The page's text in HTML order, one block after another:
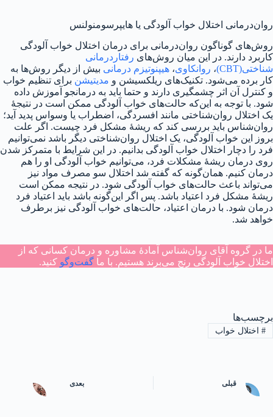
روان‌درمانی اختلال خواب آلودگی یا هایپرسومنولنس
روش‌های گوناگون روان‌درمانی برای درمان اختلال خواب آلودگی
کاربرد دارند. در این میان روش‌های رفتاردرمانی
شناختی(CBT)
، روانکاوی، هیپنوتیزم درمانی بیش از دیگر روش‌ها به
کار برده می‌شود. تکنیک‌های ریلکسیشن و مدیتیشن برای تنظیم خواب
و کنترل آن اثر چشمگیری دارند و حتما باید به درمانجو آموزش داده
شود. با توجه به این‌که حالت‌‌های خواب آلودگی ممکن است در نتیجهٔ
یک اختلال روان‌شناختی مانند افسردگی، اضطراب یا وسواس پدید آید؛
روان‌شناس باید بررسی کند که ریشه‌ٔ‌ مشکل فرد چیست. اگر علت
بروز این خواب آلودگی، یک اختلال روان‌شناختی دیگر باشد نمی‌توانیم
فرد را دچار اختلال خواب آلودگی بدانیم. در این شرایط با متمرکز شدن
روی درمان ریشهٔ مشکلات فرد، می‌توانیم خواب آلودگی او را هم
درمان کنیم. همان‌گونه که گفته شد اختلال سو مصرف مواد نیز
می‌تواند باعث حالت‌های خواب آلودگی شود. در نتیجه ممکن است
ریشهٔ مشکل فرد اعتیاد باشد. پس اگر این‌گونه باشد باید اعتیاد فرد
درمان شود. با درمان اعتیاد، حالت‌های خواب آلودگی نیز برطرف
خواهد شد.
ما در گروه آقای روان‌شناس آمادهٔ مشاوره و درمان کسانی که از
اختلال خواب آلودگی رنج می‌برند هستیم. با ما گفت‌و‌گو کنید.
برچسب‌ها
#اختلال خواب
قبلی بعدی